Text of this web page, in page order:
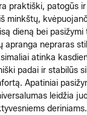
praktiški, patogūs
minkštų,
dieną bei
apranga nepraras
atinka
padai ir stabilūs
Apatiniai
leidžia